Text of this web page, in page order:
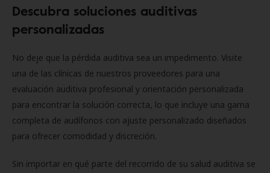
Descubra soluciones auditivas
personalizadas
No deje que la pérdida auditiva sea un impedimento. Visite
una de las clínicas de nuestros proveedores para una
evaluación auditiva profesional y orientación personalizada
para encontrar la solución correcta, lo que incluye una gama
completa de audífonos con ajuste personalizado diseñados
para ofrecer comodidad y discreción.
Sin importar en qué parte del recorrido de su salud auditiva se